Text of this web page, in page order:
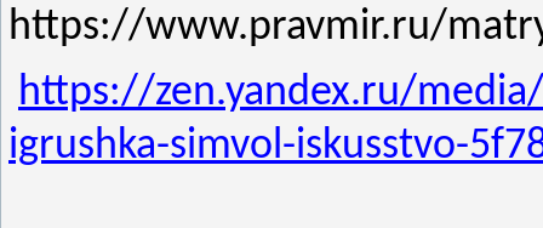
https://www.pravmir.ru/
https://zen.yandex.ru/
igrushka-simvol-iskusstvo-